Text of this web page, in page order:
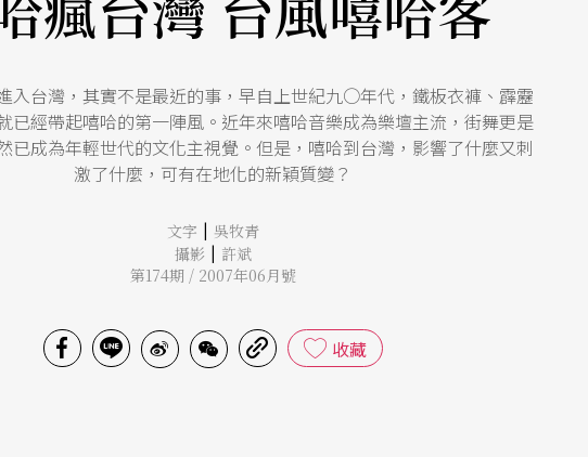
入台灣，其實不是最近的事，早自上世紀九○年代，鐵板衣褲、霹靂
已經帶起嘻哈的第一陣風。近年來嘻哈音樂成為樂壇主流，街舞更是
已成為年輕世代的文化主視覺。但是，嘻哈到台灣，影響了什麼又刺
激了什麼，可有在地化的新穎質變？
文字 | 吳牧青
攝影 | 許斌
第174期 / 2007年06月號
收藏